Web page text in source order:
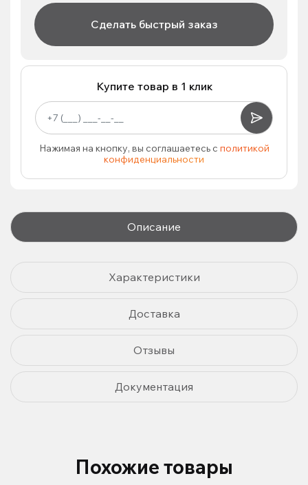
Сделать быстрый заказ
Купите товар в 1 клик
Нажимая на кнопку, вы соглашаетесь с политикой
конфиденциальности
Описание
Характеристики
Доставка
Отзывы
Документация
Похожие товары